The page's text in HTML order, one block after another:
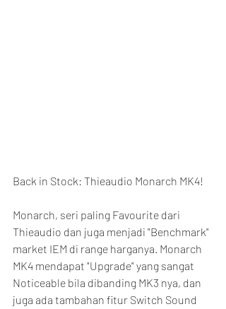
Back in Stock: Thieaudio Monarch MK4!
Monarch, seri paling Favourite dari
Thieaudio dan juga menjadi "Benchmark"
market IEM di range harganya. Monarch
MK4 mendapat "Upgrade" yang sangat
Noticeable bila dibanding MK3 nya, dan
juga ada tambahan fitur Switch Sound